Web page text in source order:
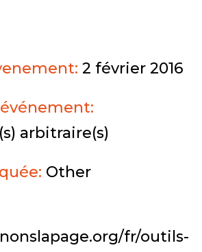
2 février 2016
arbitraire(s)
Other
fr/outils-